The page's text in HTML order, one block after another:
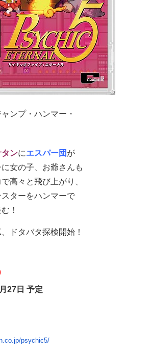
ンプ・ハンマー・
タンにエスパー団 が
女の子、お爺さんも
で高々と飛び上がり、
ターをハンマーで
！
ドタバタ探検開始！
27日 予定
psychic5/